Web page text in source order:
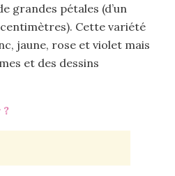
grandes pétales (d’un
centimètres). Cette variété
jaune, rose et violet mais
et des dessins
?